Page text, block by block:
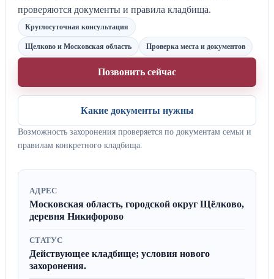
проверяются документы и правила кладбища.
Круглосуточная консультация
Щелково и Московская область Проверка места и документов
Позвонить сейчас
Какие документы нужны
Возможность захоронения проверяется по документам семьи и
правилам конкретного кладбища.
АДРЕС
Московская область, городской округ Щёлково,
деревня Никифорово
СТАТУС
Действующее кладбище; условия нового
захоронения.